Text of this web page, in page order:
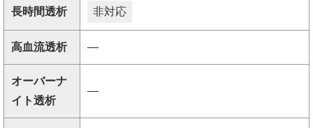
長時間透析 非対応
高血流透析 ―
オーバーナ
イト透析
―